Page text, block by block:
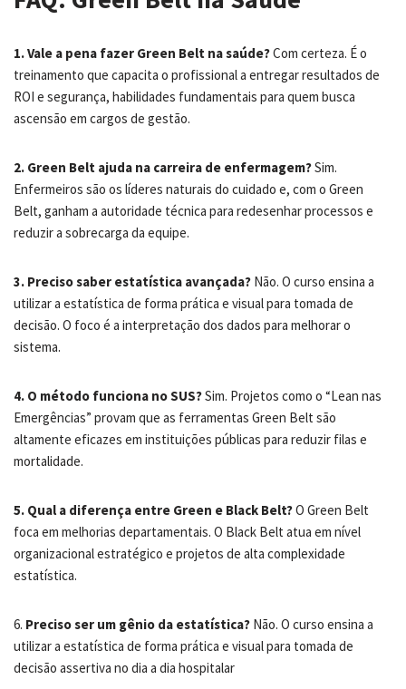
1. Vale a pena fazer Green Belt na saúde?Com certeza. É o
treinamento que capacita o profissional a entregar resultados de
ROI e segurança, habilidades fundamentais para quem busca
ascensão em cargos de gestão.
2. Green Belt ajuda na carreira de enfermagem?Sim.
Enfermeiros são os líderes naturais do cuidado e, com o Green
Belt, ganham a autoridade técnica para redesenhar processos e
reduzir a sobrecarga da equipe.
3. Preciso saber estatística avançada? Não. O curso ensina a
utilizar a estatística de forma prática e visual para tomada de
decisão. O foco é a interpretação dos dados para melhorar o
sistema.
4. O método funciona no SUS?Sim. Projetos como o “Lean nas
Emergências” provam que as ferramentas Green Belt são
altamente eficazes em instituições públicas para reduzir filas e
mortalidade.
5. Qual a diferença entre Green e Black Belt?O Green Belt
foca em melhorias departamentais. O Black Belt atua em nível
organizacional estratégico e projetos de alta complexidade
estatística.
6. Preciso ser um gênio da estatística? Não. O curso ensina a
utilizar a estatística de forma prática e visual para tomada de
decisão assertiva no dia a dia hospitalar